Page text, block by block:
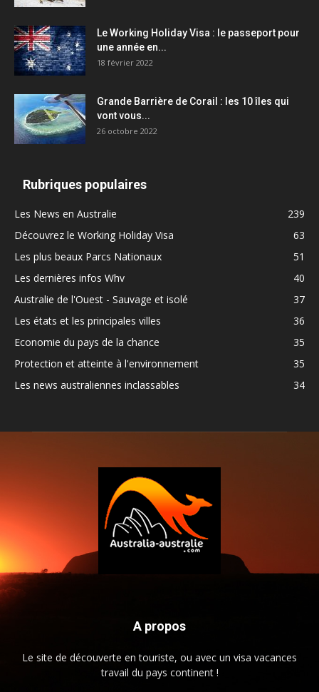
Le Working Holiday Visa : le passeport pour
une année en...
18 février 2022
Grande Barrière de Corail : les 10 îles qui
vont vous...
26 octobre 2022
Rubriques populaires
Les News en Australie
239
Découvrez le Working Holiday Visa
63
Les plus beaux Parcs Nationaux
51
Les dernières infos Whv
40
Australie de l'Ouest - Sauvage et isolé
37
Les états et les principales villes
36
Economie du pays de la chance
35
Protection et atteinte à l'environnement
35
Les news australiennes inclassables
34
A propos
Le site de découverte en touriste, ou avec un visa vacances
travail du pays continent !